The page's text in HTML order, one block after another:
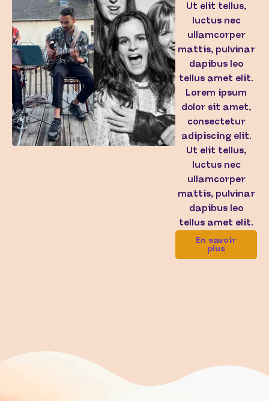
Ut elit tellus,
luctus nec
ullamcorper
mattis, pulvinar
dapibus leo
tellus amet elit.
Lorem ipsum
dolor sit amet,
consectetur
adipiscing elit.
Ut elit tellus,
luctus nec
ullamcorper
mattis, pulvinar
dapibus leo
tellus amet elit.
En savoir
plus